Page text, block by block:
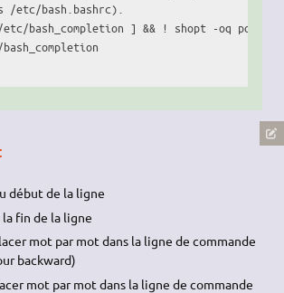
/etc/bash.bashrc).
bash_completion ] && ! shopt -oq posix;
début de la ligne
fin de la ligne
mot par mot dans la ligne de commande
backward)
mot par mot dans la ligne de commande